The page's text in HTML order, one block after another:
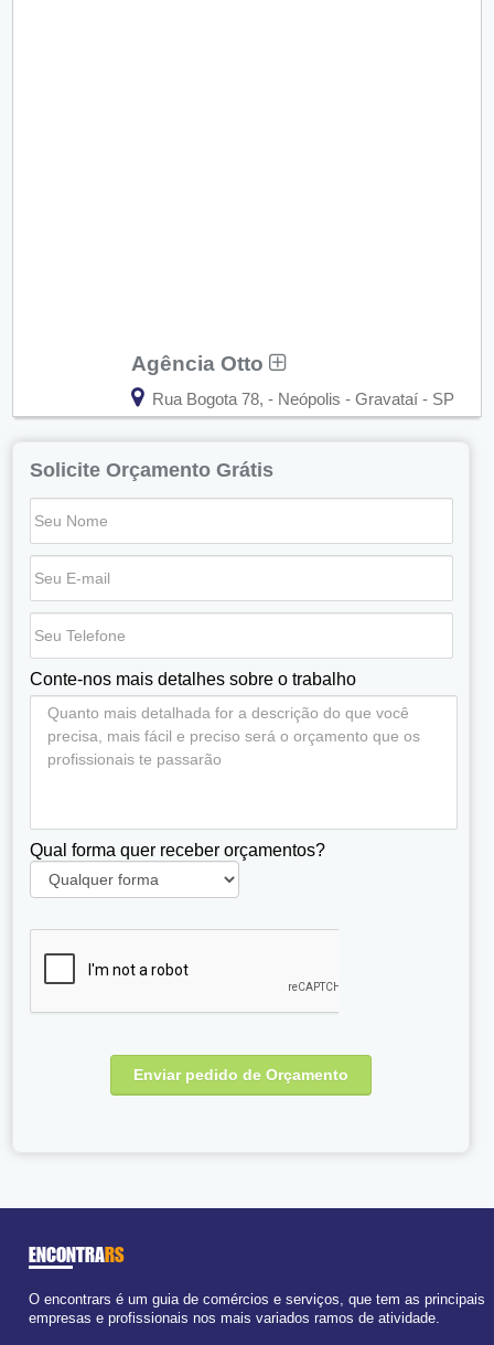
Agência Otto
Rua Bogota 78, - Neópolis - Gravataí - SP
Solicite Orçamento Grátis
Conte-nos mais detalhes sobre o trabalho
Qual forma quer receber orçamentos?
ENCONTRARS
O encontrars é um guia de comércios e serviços, que tem as principais
empresas e profissionais nos mais variados ramos de atividade.